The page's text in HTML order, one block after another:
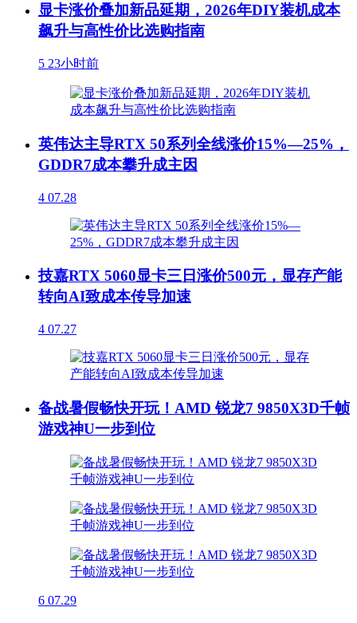
显卡涨价叠加新品延期，2026年DIY装机成本
飙升与高性价比选购指南
5 23小时前
英伟达主导RTX 50系列全线涨价15%—25%，
GDDR7成本攀升成主因
4 07.28
技嘉RTX 5060显卡三日涨价500元，显存产能
转向AI致成本传导加速
4 07.27
备战暑假畅快开玩！AMD 锐龙7 9850X3D千帧
游戏神U一步到位
6 07.29